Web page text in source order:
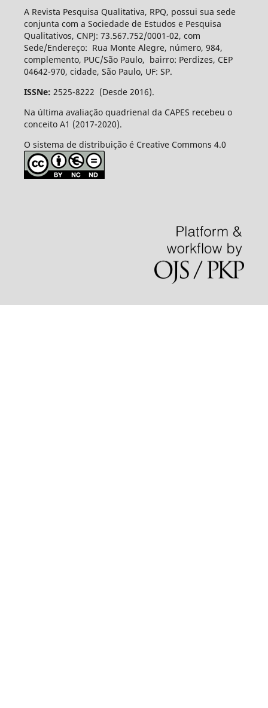
A Revista Pesquisa Qualitativa, RPQ, possui sua sede
conjunta com a Sociedade de Estudos e Pesquisa
Qualitativos, CNPJ: 73.567.752/0001-02, com
Sede/Endereço: Rua Monte Alegre, número, 984,
complemento, PUC/São Paulo, bairro: Perdizes, CEP
04642-970, cidade, São Paulo, UF: SP.
ISSNe: 2525-8222 (Desde 2016).
Na última avaliação quadrienal da CAPES recebeu o
conceito A1 (2017-2020).
O sistema de distribuição é Creative Commons 4.0